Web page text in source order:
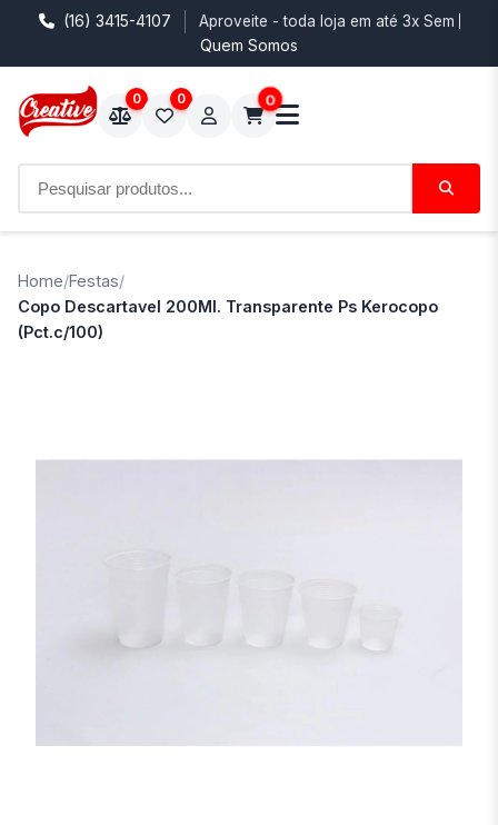
(16) 3415-4107 Aproveite - toda loja em até 3x Sem
Quem Somos
0 0 0
Home/Festas/
Copo Descartavel 200Ml. Transparente Ps Kerocopo
(Pct.c/100)